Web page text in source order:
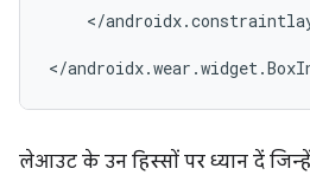
</
</
लेआउट के उन हिस्सों पर ध्यान दें जिन्हें